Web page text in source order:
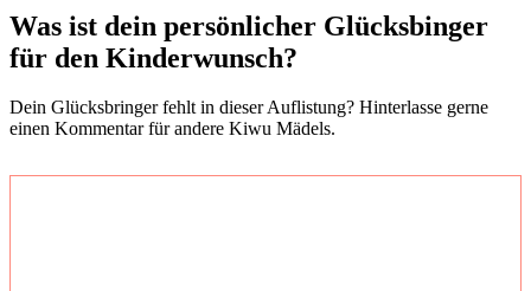
Was ist dein per­sön­li­cher Glücks­bin­ger
für den Kin­der­wunsch?
Dein Glücks­brin­ger fehlt in die­ser Auf­lis­tung? Hin­ter­las­se ger­ne
einen Kom­men­tar für ande­re Kiwu Mädels.